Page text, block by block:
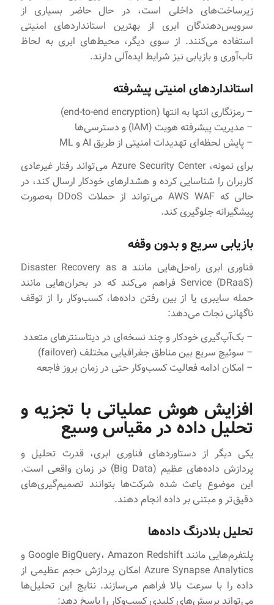
زیرساخت‌های داخلی است، در حال حاضر بسیاری از
سرویس‌دهندگان ابری از بهترین استانداردهای امنیتی
استفاده می‌کنند. از سوی دیگر، محیط‌های ابری به لحاظ
تاب‌آوری و بازیابی نیز شرایط ایده‌آلی دارند.
استانداردهای امنیتی پیشرفته
– رمزنگاری انتها به انتها (end-to-end encryption)
– مدیریت پیشرفته هویت (IAM) و دسترسی‌ها
– پایش لحظه‌ای تهدیدات امنیتی از طریق AI و ML
برای نمونه، Azure Security Center می‌تواند رفتار غیرعادی
کاربران را شناسایی کرده و هشدارهای خودکار ارسال کند، در
حالی که AWS WAF می‌تواند از حملات DDoS به‌صورت
پیشگیرانه جلوگیری کند.
بازیابی سریع و بدون وقفه
فناوری ابری راه‌حل‌هایی مانند Disaster Recovery as a
Service (DRaaS) فراهم می‌کند که در بحران‌هایی مانند
حمله سایبری یا از بین رفتن داده‌ها، کسب‌وکار را از توقف
ناگهانی نجات می‌دهد:
– بک‌آپ‌گیری خودکار و چند نسخه‌ای در دیتاسنترهای متعدد
– سوئیچ سریع بین مناطق جغرافیایی مختلف (failover)
– امکان ادامه فعالیت کسب‌وکار حتی در زمان بروز فاجعه
افزایش هوش عملیاتی با تجزیه و
تحلیل داده در مقیاس وسیع
یکی دیگر از دستاوردهای فناوری ابری، قدرت تحلیل و
پردازش داده‌های عظیم (Big Data) در زمان واقعی است.
این موضوع باعث شده شرکت‌ها بتوانند تصمیم‌گیری‌های
دقیق‌تر و مبتنی بر داده انجام دهند.
تحلیل بلادرنگ داده‌ها
پلتفرم‌هایی مانند Google BigQuery، Amazon Redshift و
Azure Synapse Analytics امکان پردازش حجم عظیمی از
داده را با سرعت بالا فراهم می‌سازند. نتایج این تحلیل‌ها
می‌تواند پرسش‌های کلیدی کسب‌وکار را پاسخ دهد: